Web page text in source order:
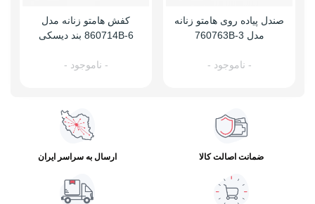
صندل پیاده روی هامتو زنانه
مدل 760763B-3
- ناموجود -
کفش هامتو زنانه مدل
860714B-6 بند دیسکی
- ناموجود -
ضمانت اصالت کالا ارسال به سراسر ایران